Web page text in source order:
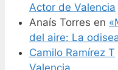
Actor de Valencia
Anaís Torres en
del aire: La
Camilo Ramírez T
Valencia